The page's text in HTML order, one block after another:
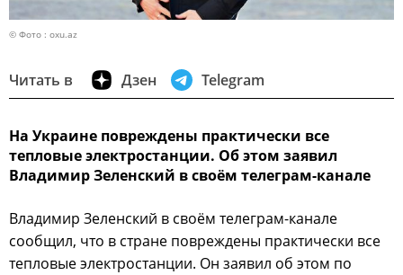
© Фото : oxu.az
Читать в Дзен Telegram
На Украине повреждены практически все
тепловые электростанции. Об этом заявил
Владимир Зеленский в своём телеграм-канале
Владимир Зеленский в своём телеграм-канале
сообщил, что в стране повреждены практически все
тепловые электростанции. Он заявил об этом по